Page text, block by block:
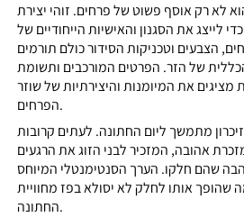
לא רק אוסף פשוט של פרחים. זוהי יצירת
לייצג את הסגנון והאישיות הייחודיים של
הצבעים וטכניקות הסידור כולם תורמים
של הזר. הפרטים המורכבים ותשומת
מציגים את המיומנות והיצירתיות של שוזר
הפרחים.
מתמשך ליום החתונה. לעתים קרובות
אהובה, המזכיר לבני הזוג את הרגעים
שהם חלקו. הערך הסנטימנטלי המיוחס
שהופך אותו לחלק לא יסולא בפז מחוויית
החתונה.